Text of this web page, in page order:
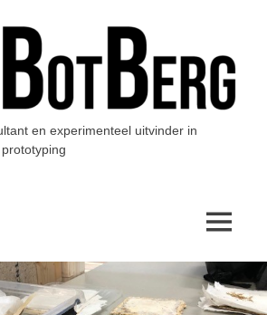
en experimenteel uitvinder in
MENU